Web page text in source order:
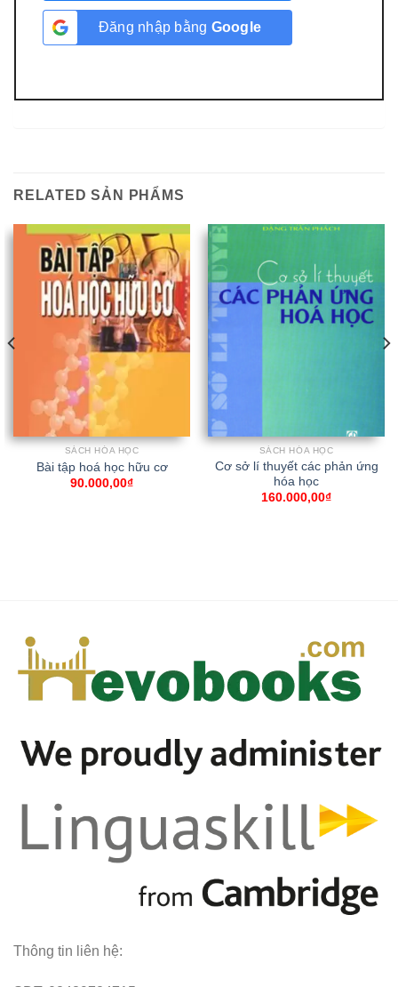
Đăng nhập bằng Google
RELATED SẢN PHẨMS
SÁCH HÓA HỌC
Bài tập hoá học hữu cơ
90.000,00₫
SÁCH HÓA HỌC
Cơ sở lí thuyết các phản ứng
hóa học
160.000,00₫
Thông tin liên hệ: